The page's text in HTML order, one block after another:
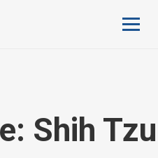
Shih Tzu